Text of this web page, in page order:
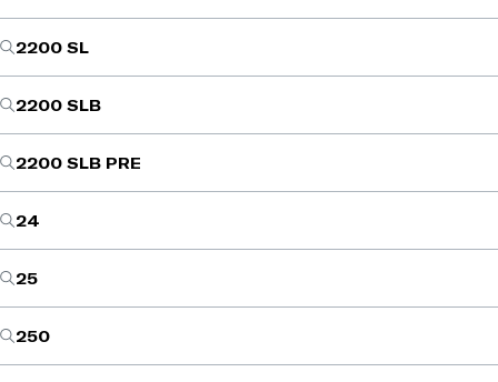
2200 SL
2200 SLB
2200 SLB PRE
24
25
250